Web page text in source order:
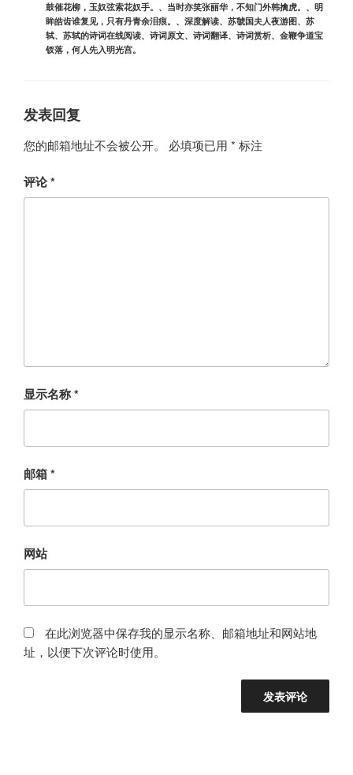
鼓催花柳，玉奴弦索花奴手。 、 当时亦笑张丽华，不知门外韩擒虎。 、 明
眸皓齿谁复见，只有丹青余泪痕。 、 深度解读、 苏虢国夫人夜游图、 苏
轼、 苏轼的诗词在线阅读、 诗词原文、 诗词翻译、 诗词赏析、 金鞭争道宝
钗落，何人先入明光宫。
发表回复
您的邮箱地址不会被公开。 必填项已用 * 标注
评论*
显示名称*
邮箱*
网站
在此浏览器中保存我的显示名称、邮箱地址和网站地
址，以便下次评论时使用。